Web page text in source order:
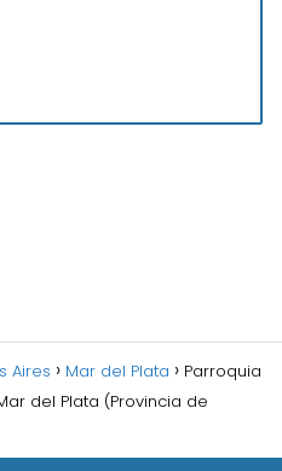
Aires Mar del Plata
Parroquia
del Plata (Provincia de